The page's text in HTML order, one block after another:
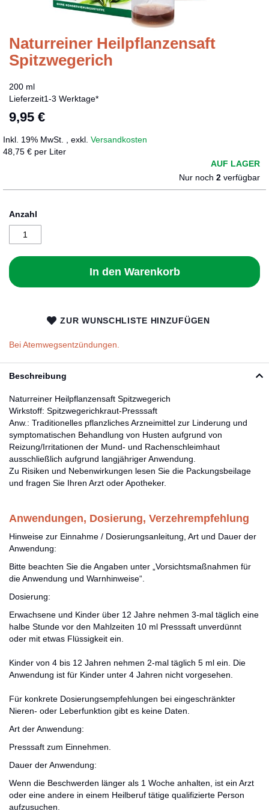
Naturreiner Heilpflanzensaft
Spitzwegerich
200 ml
Lieferzeit1-3 Werktage*
9,95 €
Inkl. 19% MwSt. exkl. Versandkosten
48,75 € per Liter
AUF LAGER
Nur noch 2 verfügbar
Anzahl
In den Warenkorb
ZUR WUNSCHLISTE HINZUFÜGEN
Bei Atemwegsentzündungen.
Zum
Anfang
der
springen
Beschreibung
Naturreiner Heilpflanzensaft Spitzwegerich
Wirkstoff: Spitzwegerichkraut-Presssaft
Anw.: Traditionelles pflanzliches Arzneimittel zur Linderung und
symptomatischen Behandlung von Husten aufgrund von
Reizung/Irritationen der Mund- und Rachenschleimhaut
ausschließlich aufgrund langjähriger Anwendung.
Zu Risiken und Nebenwirkungen lesen Sie die Packungsbeilage
und fragen Sie Ihren Arzt oder Apotheker.
Anwendungen, Dosierung, Verzehrempfehlung
Hinweise zur Einnahme / Dosierungsanleitung, Art und Dauer der
Anwendung:
Bitte beachten Sie die Angaben unter „Vorsichtsmaßnahmen für
die Anwendung und Warnhinweise“.
Dosierung:
Erwachsene und Kinder über 12 Jahre nehmen 3-mal täglich eine
halbe Stunde vor den Mahlzeiten 10 ml Presssaft unverdünnt
oder mit etwas Flüssigkeit ein.
Kinder von 4 bis 12 Jahren nehmen 2-mal täglich 5 ml ein. Die
Anwendung ist für Kinder unter 4 Jahren nicht vorgesehen.
Für konkrete Dosierungsempfehlungen bei eingeschränkter
Nieren- oder Leberfunktion gibt es keine Daten.
Art der Anwendung:
Presssaft zum Einnehmen.
Dauer der Anwendung:
Wenn die Beschwerden länger als 1 Woche anhalten, ist ein Arzt
oder eine andere in einem Heilberuf tätige qualifizierte Person
aufzusuchen.